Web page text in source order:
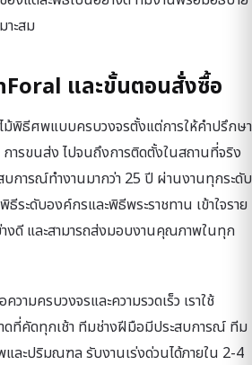
าะสม
และขั้นตอนสั่งซื้อ
ม้พิธีศพแบบครบวงจรตั้งแต่การให้คำปรึกษา
ารขนส่ง ไปจนถึงการติดตั้งในสถานที่จริง
การณ์ทำงานมากว่า 25 ปี ผ่านงานทุกระดับ
ระดับองค์กรและพิธีพระราชทาน เข้าใจราย
งดี และสามารถส่งมอบงานคุณภาพในทุก
ามครบวงจรและความรวดเร็ว เราใช้
ดที่คัดทุกเช้า ทีมช่างฝีมือมีประสบการณ์ ทีม
ละปริมณฑล รับงานเร่งด่วนได้ภายใน 2-4